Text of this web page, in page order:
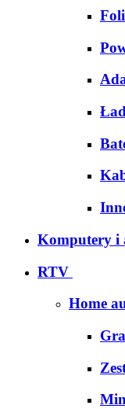
Komputery i
RTV
Home